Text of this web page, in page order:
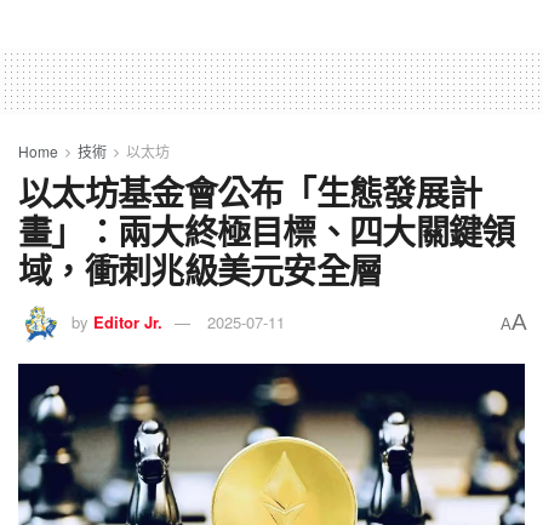
Home 技術 以太坊
以太坊基金會公布「生態發展計
畫」：兩大終極目標、四大關鍵領
域，衝刺兆級美元安全層
by Editor Jr. 2025-07-11 AA